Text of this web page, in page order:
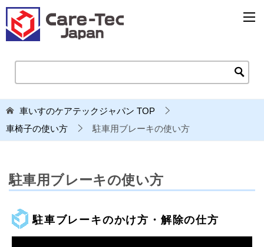
車いすのケアテックジャパン TOP
車椅子の使い方
駐車用ブレーキの使い方
駐車用ブレーキの使い方
駐車ブレーキのかけ方・解除の仕方